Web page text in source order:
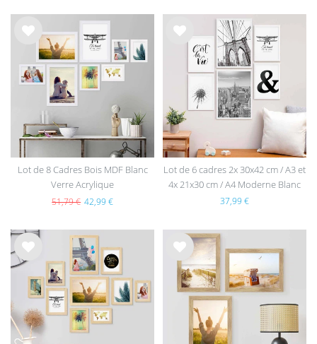
sou
hait
Lot de 8 Cadres Bois MDF Blanc
Verre Acrylique
51,79 € 42,99 €
Lot de 6 cadres 2x 30x42 cm / A3 et
4x 21x30 cm / A4 Moderne Blanc
en MDF avec vitre en acrylique
37,99 €
List
e de
sou
hait
s
List
e de
sou